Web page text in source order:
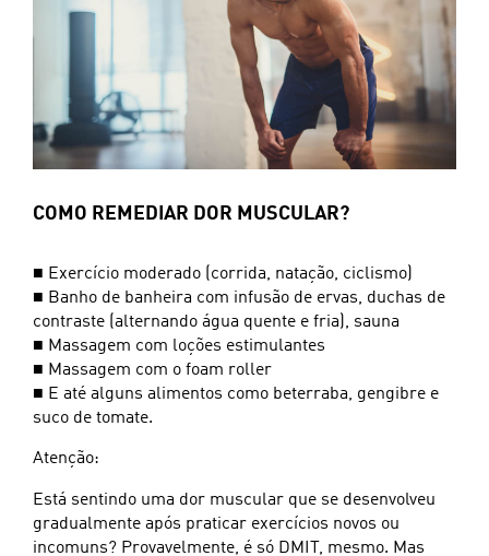
COMO REMEDIAR DOR MUSCULAR?
■ Exercício moderado (corrida, natação, ciclismo)
■ Banho de banheira com infusão de ervas, duchas de
contraste (alternando água quente e fria), sauna
■ Massagem com loções estimulantes
■ Massagem com o foam roller
■ E até alguns alimentos como beterraba, gengibre e
suco de tomate.
Atenção:
Está sentindo uma dor muscular que se desenvolveu
gradualmente após praticar exercícios novos ou
incomuns? Provavelmente, é só DMIT, mesmo. Mas